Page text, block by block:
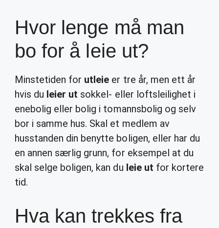
Hvor lenge må man
bo for å leie ut?
Minstetiden for utleie er tre år, men ett år
hvis du leier ut sokkel- eller loftsleilighet i
enebolig eller bolig i tomannsbolig og selv
bor i samme hus. Skal et medlem av
husstanden din benytte boligen, eller har du
en annen særlig grunn, for eksempel at du
skal selge boligen, kan du leie ut for kortere
tid.
Hva kan trekkes fra